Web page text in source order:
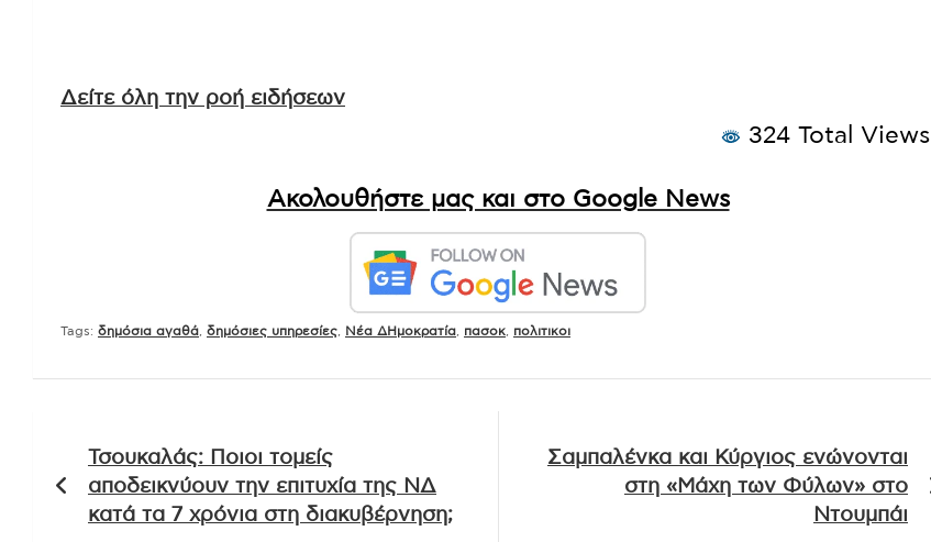
Δείτε όλη την ροή ειδήσεων
324 Total Views
Ακολουθήστε μας και στο Google News
Tags: δημόσια αγαθά δημόσιες υπηρεσίες Νέα ΔΗμοκρατία πασοκ πολιτικοι
άρθρων
Τσουκαλάς: Ποιοι τομείς
αποδεικνύουν την επιτυχία της ΝΔ
κατά τα 7 χρόνια στη διακυβέρνηση;
Σαμπαλένκα και Κύργιος ενώνονται
στη «Μάχη των Φύλων» στο
Ντουμπάι